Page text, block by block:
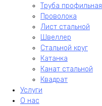
Труба профильная
Проволока
Лист стальной
Швеллер
Стальной круг
Катанка
Канат стальной
Квадрат
Услуги
О нас